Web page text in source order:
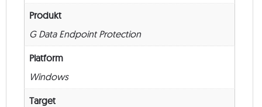
10
–
Produkt
G Data Endpoint Protection
Platform
Windows
Target